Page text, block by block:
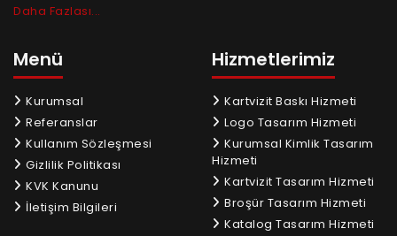
Daha Fazlası...
Menü
Kurumsal
Referanslar
Kullanım Sözleşmesi
Gizlilik Politikası
KVK Kanunu
İletişim Bilgileri
Hizmetlerimiz
Kartvizit Baskı Hizmeti
Logo Tasarım Hizmeti
Kurumsal Kimlik Tasarım
Hizmeti
Kartvizit Tasarım Hizmeti
Broşür Tasarım Hizmeti
Katalog Tasarım Hizmeti